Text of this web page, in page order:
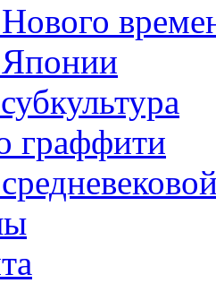
Японии
граффити